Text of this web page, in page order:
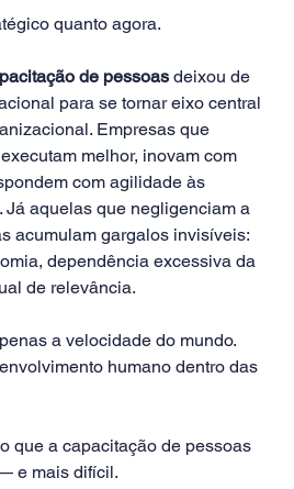
quanto agora.
de pessoas deixou de
para se tornar eixo central
Empresas que
melhor, inovam com
com agilidade às
Já aquelas que negligenciam a
acumulam gargalos invisíveis:
dependência excessiva da
de relevância.
a velocidade do mundo.
humano dentro das
que a capacitação de pessoas
e mais difícil.